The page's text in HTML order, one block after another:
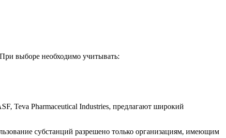
выборе необходимо учитывать:
Teva Pharmaceutical Industries, предлагают широкий
субстанций разрешено только организациям, имеющим